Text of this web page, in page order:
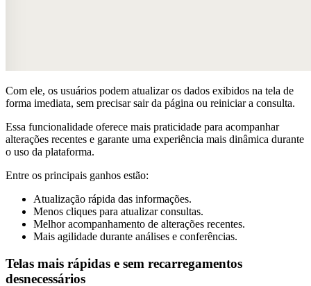
Com ele, os usuários podem atualizar os dados exibidos na tela de
forma imediata, sem precisar sair da página ou reiniciar a consulta.
Essa funcionalidade oferece mais praticidade para acompanhar
alterações recentes e garante uma experiência mais dinâmica durante
o uso da plataforma.
Entre os principais ganhos estão:
Atualização rápida das informações.
Menos cliques para atualizar consultas.
Melhor acompanhamento de alterações recentes.
Mais agilidade durante análises e conferências.
Telas mais rápidas e sem recarregamentos
desnecessários